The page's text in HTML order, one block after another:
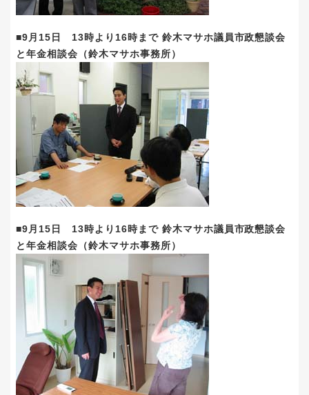
■9月15日 13時より16時まで 鈴木マサホ議員市政懇談会
と年金相談会（鈴木マサホ事務所）
■9月15日 13時より16時まで 鈴木マサホ議員市政懇談会
と年金相談会（鈴木マサホ事務所）